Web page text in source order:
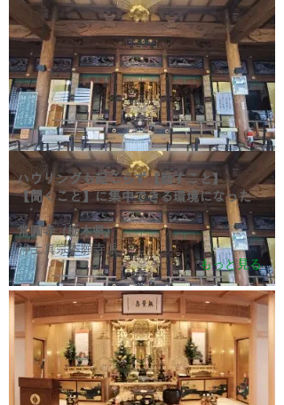
ハウリングも起こらず【話すこと】
【聞くこと】に集中できる環境になった
常圓寺（栃木県）
浄土真宗本願寺派
もっと見る